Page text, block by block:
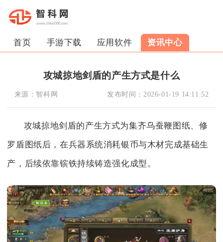
首页 手游下载 应用软件 资讯中心
攻城掠地剑盾的产生方式是什么
来源： 智科网 发布时间： 2026-01-19 14:11:52
攻城掠地剑盾的产生方式为集齐乌蚕鞭图纸、修
罗盾图纸后，在兵器系统消耗银币与木材完成基础生
产，后续依靠镔铁持续铸造强化成型。